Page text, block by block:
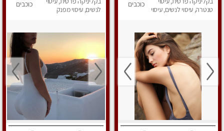
טנטרה, עיסוי לנשים, עיסוי
כוכבים
לנשים, עיסוי מפנק
כוכבים